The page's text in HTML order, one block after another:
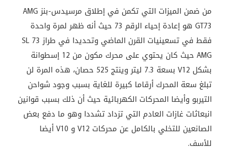
من ضمن الميزات التي تكمن في إطلاق مرسيدس-بنز AMG
GT73 هو إعادة إحياء الرقم 73 حيث أنه ظهر لمرة واحدة
فقط في تسعينيات القرن الماضي وتحديدا في طراز SL 73
AMG حيث كان يحتوي على محرك مكون من 12 إسطوانة
بشكل V12 بسعة 7.3 ليتر وينتج 525 حصان، هذه المرة لن
تبلغ سعة المحرك أرقاما كبيرة للغاية بسبب وجود شواحن
التيربو وأيضا المحركات الكهربائية حيث أن ذلك بسبب قوانين
انبعاثات غازات العادم التي تزداد تشددا وهو ما دفع بعض
الصانعين للتخلي بالكامل عن محركات V12 و V10 أيضا
للأسف.